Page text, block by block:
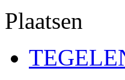
Plaatsen